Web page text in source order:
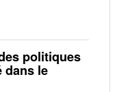
politiques
dans le